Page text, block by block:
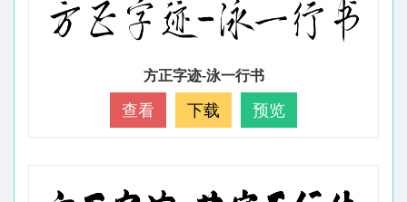
方正字迹-泳一行书
查看 下载 预览